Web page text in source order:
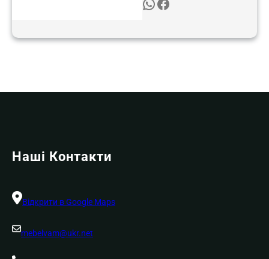
Наші Контакти
Відкрити в Google Maps
mebelvam@ukr.net